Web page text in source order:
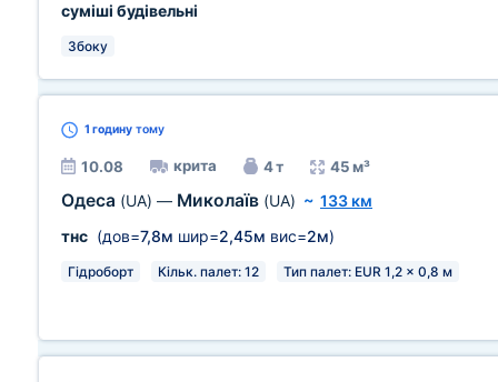
суміші будівельні
Збоку
1 годину тому
10.08 крита 4 т 45 м³
Одеса (UA) — Миколаїв (UA) ~ 133 км
тнс (дов=7,8м шир=2,45м вис=2м)
Гідроборт Кільк. палет: 12 Тип палет: EUR 1,2 x 0,8 м